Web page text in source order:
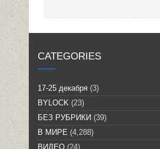
CATEGORIES
17-25 декабря (3)
BYLOCK (23)
БЕЗ РУБРИКИ (39)
В МИРЕ (4,288)
ВИДЕО (24)